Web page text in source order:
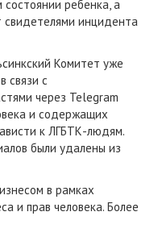
состоянии ребенка, а
свидетелями инцидента
Комитет уже
связи с
через Telegram
и содержащих
к ЛГБТК-людям.
были удалены из
в рамках
и прав человека. Более